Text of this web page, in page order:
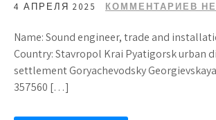
4 АПРЕЛЯ 2025 КОММЕНТАРИЕВ
Name: Sound engineer, trade and
Country: Stavropol Krai Pyatigorsk urban
settlement Goryachevodsky
357560 […]